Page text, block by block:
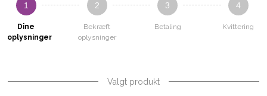
1
Dine
oplysninger
2
Bekræft
oplysninger
3
Betaling
4
Kvittering
Valgt produkt